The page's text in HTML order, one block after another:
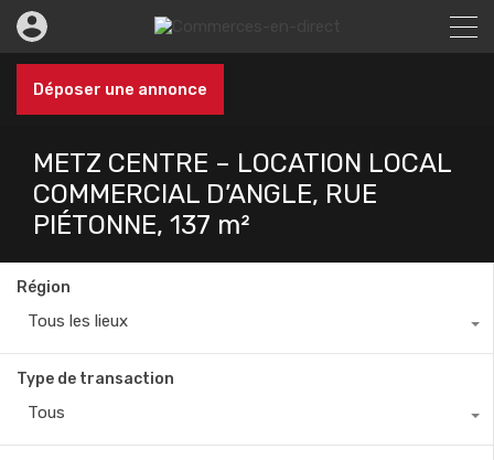
Déposer une annonce
METZ CENTRE – LOCATION LOCAL
COMMERCIAL D’ANGLE, RUE
PIÉTONNE, 137 m²
Région
Tous les lieux
Type de transaction
Tous